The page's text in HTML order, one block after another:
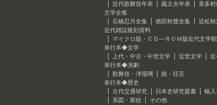
近代歌舞伎年表
義太夫年表
喜多
文学全集
石橋忍月全集
徳田秋聲全集
近松
近代雑誌複刻資料
マイクロ版・ＣＤ―ＲＯＭ版近代文学館
単行本◆文学
上代・中古・中世文学
近世文学
単行本◆演劇
歌舞伎・浄瑠璃
能・狂言
単行本◆歴史
古代交通研究
日本史研究叢書
輸
系図・家紋
その他